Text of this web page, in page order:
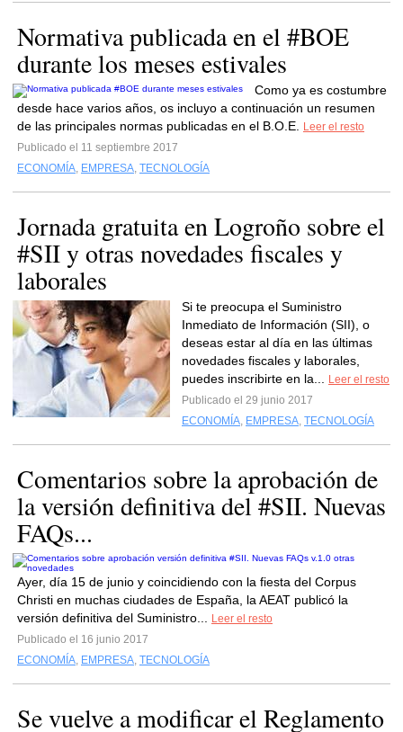
Normativa publicada en el #BOE
durante los meses estivales
Como ya es costumbre
desde hace varios años, os incluyo a continuación un resumen
de las principales normas publicadas en el B.O.E.
Leer el resto
Publicado el 11 septiembre 2017
ECONOMÍA, EMPRESA, TECNOLOGÍA
Jornada gratuita en Logroño sobre el
#SII y otras novedades fiscales y
laborales
Si te preocupa el Suministro
Inmediato de Información (SII), o
deseas estar al día en las últimas
novedades fiscales y laborales,
puedes inscribirte en la...
Leer el resto
Publicado el 29 junio 2017
ECONOMÍA, EMPRESA, TECNOLOGÍA
Comentarios sobre la aprobación de
la versión definitiva del #SII. Nuevas
FAQs...
Ayer, día 15 de junio y coincidiendo con la fiesta del Corpus
Christi en muchas ciudades de España, la AEAT publicó la
versión definitiva del Suministro...
Leer el resto
Publicado el 16 junio 2017
ECONOMÍA, EMPRESA, TECNOLOGÍA
Se vuelve a modificar el Reglamento